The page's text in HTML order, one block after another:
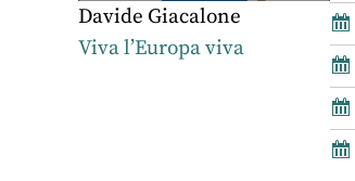
Davide Giacalone
Viva l’Europa viva